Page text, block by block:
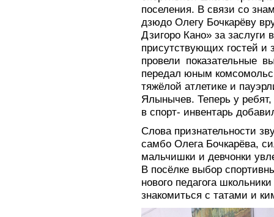
поселения. В связи со
дзюдо Олегу Бочкарёву
Дзигоро Кано» за
присутствующих гостей
провели показательные
передал юным
тяжёлой атлетике и
Ялынычев. Теперь у
в спорт- инвентарь
Слова признательности
самбо Олега Бочкарёва,
мальчишки и девчонки
В посёлке выбор
нового педагога
знакомиться с татами и